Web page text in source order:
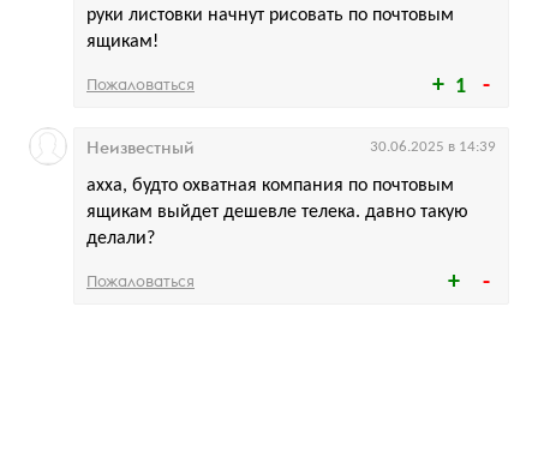
1
руки листовки начнут рисовать по почтовым
ящикам!
Пожаловаться
ахха, будто охватная компания по почтовым
ящикам выйдет дешевле телека. давно такую
делали?
Неизвестный 30.06.2025 в 14:39
Пожаловаться